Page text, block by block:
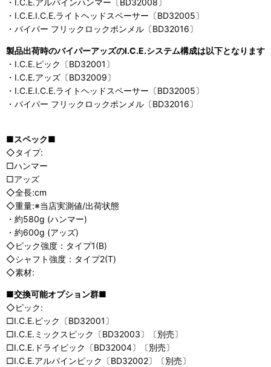
・I.C.E.アルパインハンマー〔BD32008〕
・I.C.E.I.C.E.ライトヘッドスペーサー〔BD32005〕
・バイパー フリックロックポンメル〔BD32016〕
製品出荷時のバイパーアッズのI.C.E.システム構成は以下となります
・I.C.E.ピック〔BD32001〕
・I.C.E.アッズ〔BD32009〕
・I.C.E.I.C.E.ライトヘッドスペーサー〔BD32005〕
・バイパー フリックロックポンメル〔BD32016〕
■スペック■
◇タイプ:
□ハンマー
□アッズ
◇全長:cm
◇重量:※当店実測値/出荷状態
・約580g (ハンマー)
・約600g (アッズ)
◇ピック強度：タイプ1(B)
◇シャフト強度：タイプ2(T)
◇素材:
■交換可能オプション群■
◇ピック:
□I.C.E.ピック〔BD32001〕
□I.C.E.ミックスピック〔BD32003〕〔別売〕
□I.C.E.ドライピック〔BD32004〕〔別売〕
□I.C.E.アルパインピック〔BD32002〕〔別売〕